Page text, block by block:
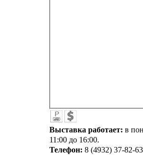
Выставка работает: в
11:00 до 16:00.
Телефон: 8 (4932) 37-82-